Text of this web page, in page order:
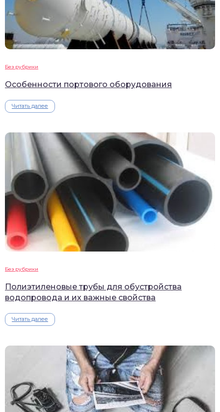
Без рубрики
Особенности портового оборудования
Читать далее
Без рубрики
Полиэтиленовые трубы для обустройства
водопровода и их важные свойства
Читать далее